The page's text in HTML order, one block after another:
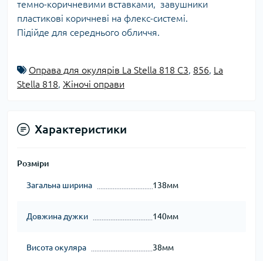
темно-коричневими вставками, завушники
пластикові коричневі на флекс-системі.
Підійде для середнього обличчя.
Оправа для окулярів La Stella 818 C3, 856, La
Stella 818, Жіночі оправи
Характеристики
Розміри
Загальна ширина 138мм
Довжина дужки 140мм
Висота окуляра 38мм